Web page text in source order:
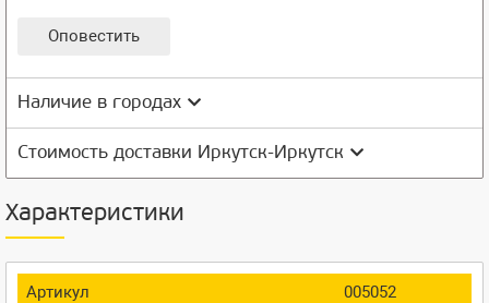
Оповестить
Наличие в городах
Стоимость доставки Иркутск-Иркутск
Характеристики
Артикул
005052